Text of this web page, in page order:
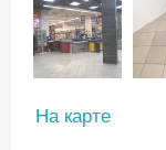
На карте